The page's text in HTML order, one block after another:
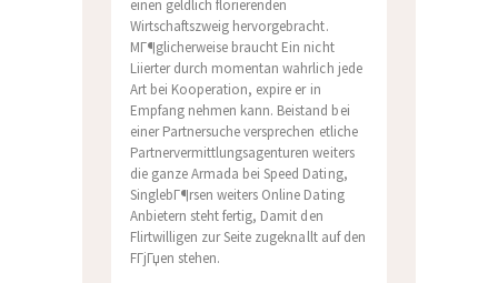
einen geldlich florierenden
Wirtschaftszweig hervorgebracht.
MГ¶glicherweise braucht Ein nicht
Liierter durch momentan wahrlich jede
Art bei Kooperation, expire er in
Empfang nehmen kann. Beistand bei
einer Partnersuche versprechen etliche
Partnervermittlungsagenturen weiters
die ganze Armada bei Speed Dating,
SinglebГ¶rsen weiters Online Dating
Anbietern steht fertig, Damit den
Flirtwilligen zur Seite zugeknallt auf den
FГјГџen stehen.